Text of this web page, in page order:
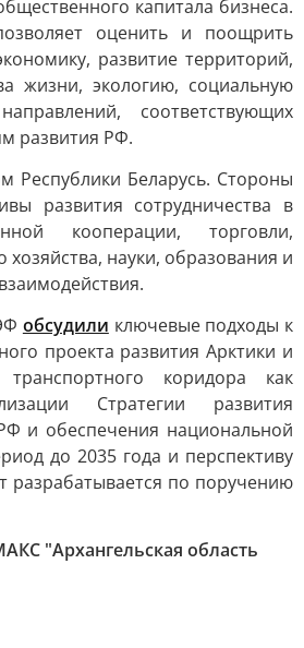
капитала бизнеса.
оценить и поощрить
развитие территорий,
жизни, экологию, социальную
соответствующих
развития РФ.
Республики Беларусь. Стороны
развития сотрудничества в
кооперации, торговли,
хозяйства, науки, образования и
обсудили ключевые подходы к
проекта развития Арктики и
транспортного коридора как
Стратегии развития
и обеспечения национальной
до 2035 года и перспективу
разрабатывается по поручению
"Архангельская область